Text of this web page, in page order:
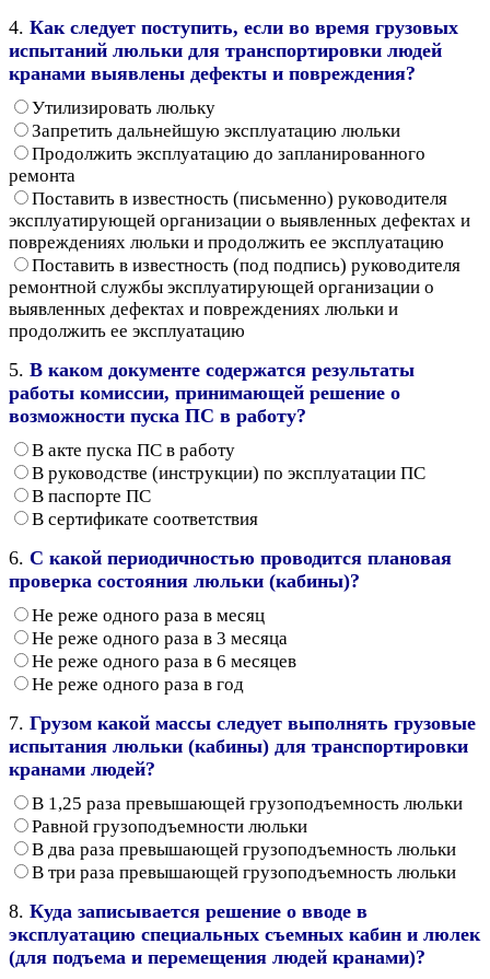
4. Как следует поступить, если во время грузовых
испытаний люльки для транспортировки людей
кранами выявлены дефекты и повреждения?
Утилизировать люльку
Запретить дальнейшую эксплуатацию люльки
Продолжить эксплуатацию до запланированного
ремонта
Поставить в известность (письменно) руководителя
эксплуатирующей организации о выявленных дефектах и
повреждениях люльки и продолжить ее эксплуатацию
Поставить в известность (под подпись) руководителя
ремонтной службы эксплуатирующей организации о
выявленных дефектах и повреждениях люльки и
продолжить ее эксплуатацию
5. В каком документе содержатся результаты
работы комиссии, принимающей решение о
возможности пуска ПС в работу?
В акте пуска ПС в работу
В руководстве (инструкции) по эксплуатации ПС
В паспорте ПС
В сертификате соответствия
6. С какой периодичностью проводится плановая
проверка состояния люльки (кабины)?
Не реже одного раза в месяц
Не реже одного раза в 3 месяца
Не реже одного раза в 6 месяцев
Не реже одного раза в год
7. Грузом какой массы следует выполнять грузовые
испытания люльки (кабины) для транспортировки
кранами людей?
В 1,25 раза превышающей грузоподъемность люльки
Равной грузоподъемности люльки
В два раза превышающей грузоподъемность люльки
В три раза превышающей грузоподъемность люльки
8. Куда записывается решение о вводе в
эксплуатацию специальных съемных кабин и люлек
(для подъема и перемещения людей кранами)?